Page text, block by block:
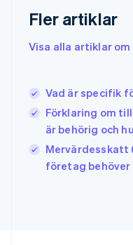
Fler artiklar
Visa alla artiklar
Vad är specifik
Förklaring om
är behörig och
Mervärdesskatt
företag behöver
Indien
Irland
Italiano English
Japan
English
Kanada
English Français
Kroatien